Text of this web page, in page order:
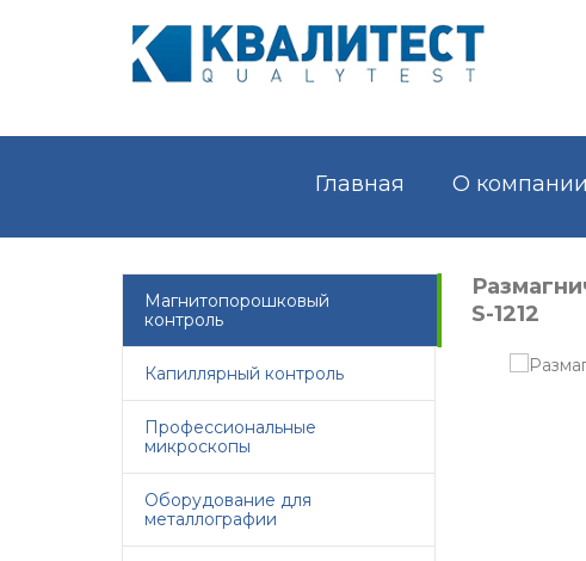
Главная О компании
Магнитопорошковый
контроль
Капиллярный контроль
Профессиональные
микроскопы
Оборудование для
металлографии
S-1212